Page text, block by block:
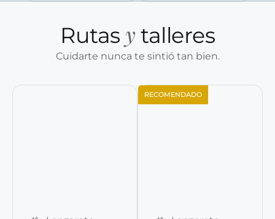
Rutas y talleres
Cuidarte nunca te sintió tan bien.
RECOMENDADO